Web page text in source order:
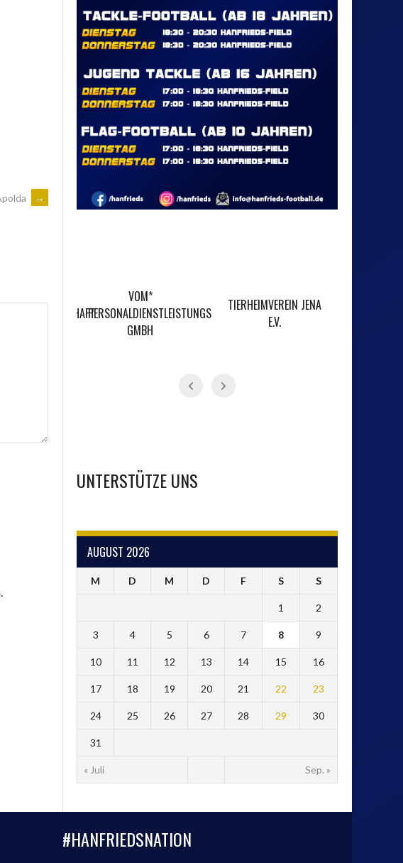
→
VOM*
PERSONALDIENSTLEISTUNGS
GMBH
TIERHEIMVEREIN JENA
E.V.
UNTERSTÜTZE UNS
AUGUST 2026
M D M D F S S
« Juli Sep. »
1 2
3 4 5 6 7 8 9
10 11 12 13 14 15 16
17 18 19 20 21 22 23
24 25 26 27 28 29 30
31
#HANFRIEDSNATION